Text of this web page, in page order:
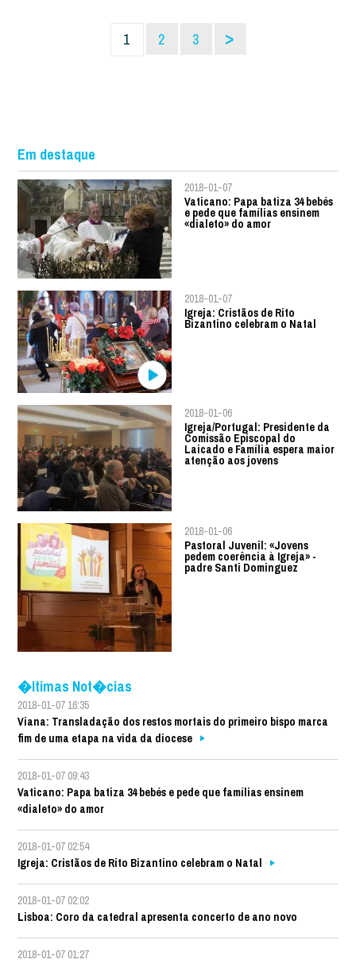
1 2 3 >
Em destaque
2018-01-07
Vaticano: Papa batiza 34 bebés
e pede que famílias ensinem
«dialeto» do amor
2018-01-07
Igreja: Cristãos de Rito
Bizantino celebram o Natal
2018-01-06
Igreja/Portugal: Presidente da
Comissão Episcopal do
Laicado e Família espera maior
atenção aos jovens
2018-01-06
Pastoral Juvenil: «Jovens
pedem coerência à Igreja» -
padre Santi Dominguez
�ltimas Not�cias
2018-01-07 16:35
Viana: Transladação dos restos mortais do primeiro bispo marca
fim de uma etapa na vida da diocese
2018-01-07 09:43
Vaticano: Papa batiza 34 bebés e pede que famílias ensinem
«dialeto» do amor
2018-01-07 02:54
Igreja: Cristãos de Rito Bizantino celebram o Natal
2018-01-07 02:02
Lisboa: Coro da catedral apresenta concerto de ano novo
2018-01-07 01:27